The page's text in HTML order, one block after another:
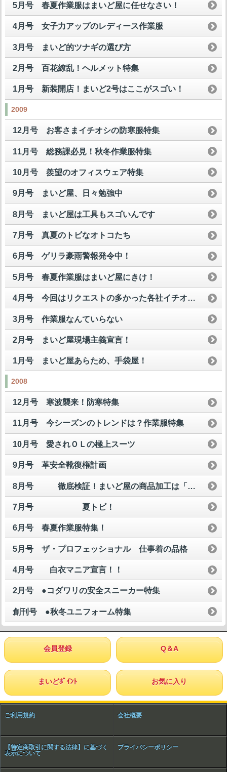
5月号 春夏作業服はまいど屋に任せなさい！
4月号 女子力アップのレディース作業服
3月号 まいど的ツナギの選び方
2月号 百花繚乱！ヘルメット特集
1月号 新装開店！まいど2号はここがスゴい！
2009
12月号 お客さまイチオシの防寒服特集
11月号 総務課必見！秋冬作業服特集
10月号 羨望のオフィスウェア特集
9月号 まいど屋、日々勉強中
8月号 まいど屋は工具もスゴいんです
7月号 真夏のトビなオトコたち
6月号 ゲリラ豪雨警報発令中！
5月号 春夏作業服はまいど屋にきけ！
4月号 今回はリクエストの多かった各社イチオシ安全スニーカーを一挙公開して魅せますスペシャル！
3月号 作業服なんていらない
2月号 まいど屋現場主義宣言！
1月号 まいど屋あらため、手袋屋！
2008
12月号 寒波襲来！防寒特集
11月号 今シーズンのトレンドは？作業服特集
10月号 愛されＯＬの極上スーツ
9月号 革安全靴復権計画
8月号 徹底検証！まいど屋の商品加工は「買い」なのか？
7月号 夏トビ！
6月号 春夏作業服特集！
5月号 ザ・プロフェッショナル 仕事着の品格
4月号 白衣マニア宣言！！
2月号 ●コダワリの安全スニーカー特集
創刊号 ●秋冬ユニフォーム特集
会員登録 Q＆A
まいどﾎﾟｲﾝﾄ お気に入り
ご利用規約 会社概要
【特定商取引に関する法律】に基づく
表示について
プライバシーポリシー